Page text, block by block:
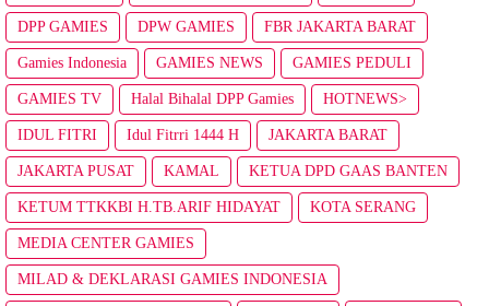
DPP GAMIES DPW GAMIES FBR JAKARTA BARAT
Gamies Indonesia GAMIES NEWS GAMIES PEDULI
GAMIES TV Halal Bihalal DPP Gamies HOTNEWS>
IDUL FITRI Idul Fitrri 1444 H JAKARTA BARAT
JAKARTA PUSAT KAMAL KETUA DPD GAAS BANTEN
KETUM TTKKBI H.TB.ARIF HIDAYAT KOTA SERANG
MEDIA CENTER GAMIES
MILAD & DEKLARASI GAMIES INDONESIA